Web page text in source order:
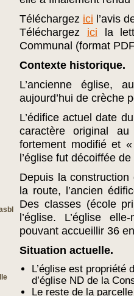
Téléchargez ici l’avis
Téléchargez ici la
Communal (format
Contexte historique.
L’ancienne église,
aujourd’hui de crèche
L’édifice actuel date
caractère original
fortement modifié et
l’église fut décoiffée
Depuis la
la route, l’ancien
Des classes (école
l’église. L’église
pouvant accueillir 36
Situation actuelle.
L’église est propriété
d’église ND de la
Le reste de la